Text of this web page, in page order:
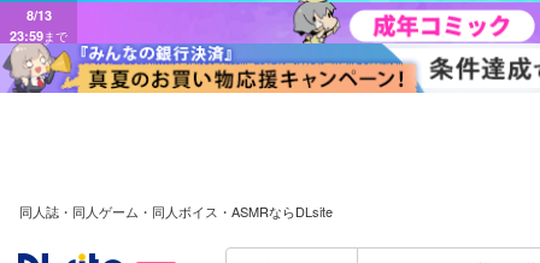
8/13
23:59まで
同人誌・同人ゲーム・同人ボイス・ASMRならDLsite